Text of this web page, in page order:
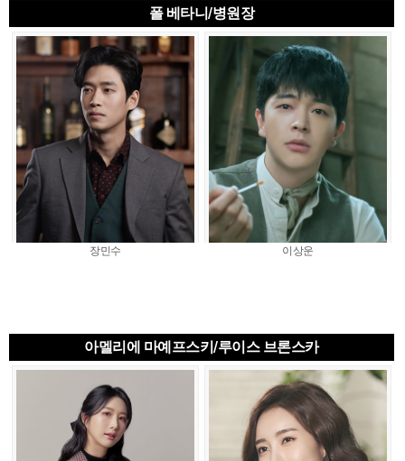
폴 베타니/병원장
장민수 이상운
아멜리에 마예프스키/루이스 브론스카